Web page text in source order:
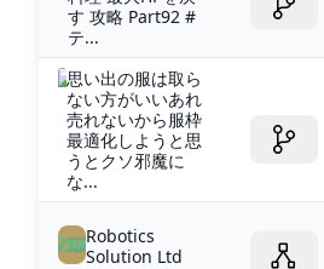
す 攻略 Part92 #
テ...
思い出の服は取ら
ない方がいいあれ
売れないから服枠
最適化しようと思
うとクソ邪魔に
な...
Robotics
Solution Ltd